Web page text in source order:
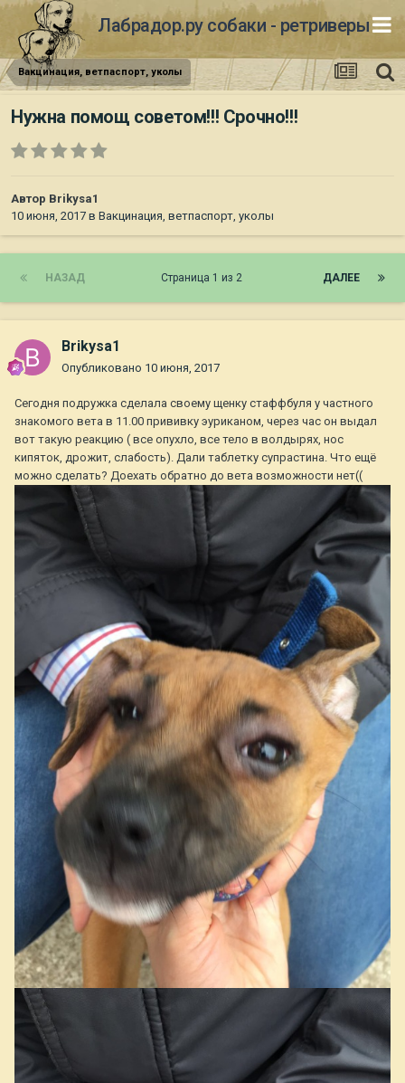
Лабрадор.ру собаки - ретриверы
Вакцинация, ветпаспорт, уколы
Нужна помощ советом!!! Срочно!!!
Автор Brikysa1
10 июня, 2017 в Вакцинация, ветпаспорт, уколы
НАЗАД ДАЛЕЕ
Страница 1 из 2
Brikysa1
Опубликовано 10 июня, 2017
Сегодня подружка сделала своему щенку стаффбуля у частного
знакомого вета в 11.00 прививку эуриканом, через час он выдал
вот такую реакцию ( все опухло, все тело в волдырях, нос
кипяток, дрожит, слабость). Дали таблетку супрастина. Что ещё
можно сделать? Доехать обратно до вета возможности нет((